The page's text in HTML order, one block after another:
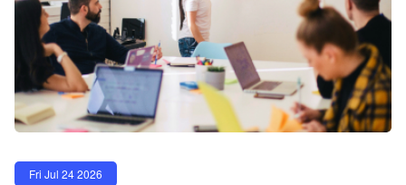
Fri Jul 24 2026